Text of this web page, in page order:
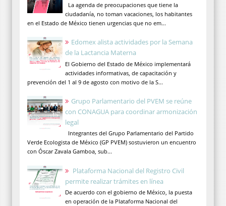
La agenda de preocupaciones que tiene la
ciudadanía, no toman vacaciones, los habitantes
en el Estado de México tienen urgencias que no em...
Edomex alista actividades por la Semana
de la Lactancia Materna
El Gobierno del Estado de México implementará
actividades informativas, de capacitación y
prevención del 1 al 9 de agosto con motivo de la S...
Grupo Parlamentario del PVEM se reúne
con CONAGUA para coordinar armonización
legal
Integrantes del Grupo Parlamentario del Partido
Verde Ecologista de México (GP PVEM) sostuvieron un encuentro
con Óscar Zavala Gamboa, sub...
Plataforma Nacional del Registro Civil
permite realizar trámites en línea
De acuerdo con el gobierno de México, la puesta
en operación de la Plataforma Nacional del